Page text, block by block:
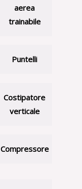
aerea
trainabile
Puntelli
Costipatore
verticale
Compressore